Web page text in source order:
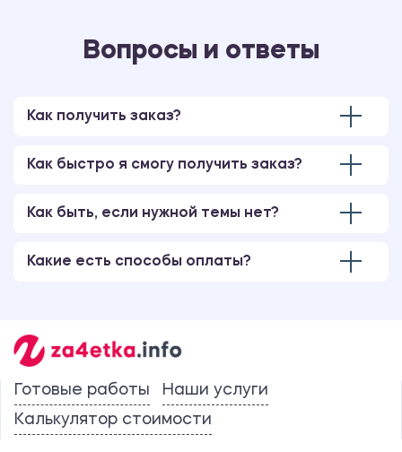
Вопросы и ответы
Как получить заказ?
Как быстро я смогу получить заказ?
Как быть, если нужной темы нет?
Какие есть способы оплаты?
Готовые работы
Наши услуги
Калькулятор стоимости